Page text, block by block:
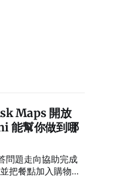
Maps 開放
能幫你做到哪
問題走向協助完成
把餐點加入購物